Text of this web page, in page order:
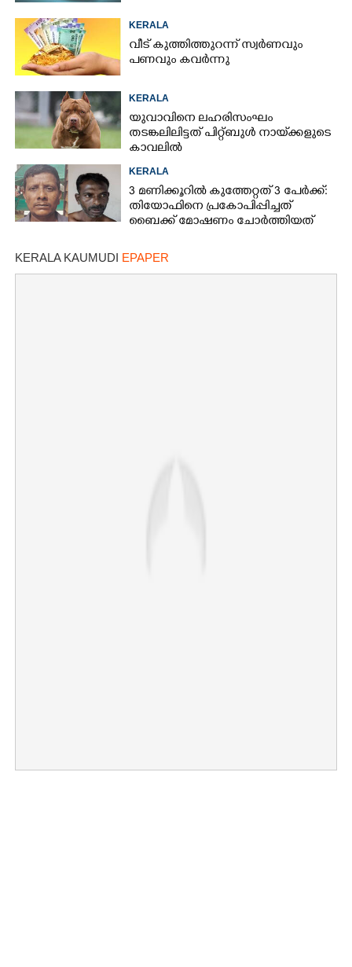
KERALA
വീട് കുത്തിത്തുറന്ന് സ്വർണവും
പണവും കവർന്നു
KERALA
യുവാവിനെ ലഹരിസംഘം
തടങ്കലിലിട്ടത് പിറ്റ്ബുൾ നായ്‌ക്കളുടെ
കാവലിൽ
KERALA
3 മണിക്കൂറിൽ കുത്തേറ്റത് 3 പേർക്ക്:
തിയോഫിനെ പ്രകോപിപ്പിച്ചത്
ബൈക്ക് മോഷണം ചോർത്തിയത്
KERALA KAUMUDI EPAPER